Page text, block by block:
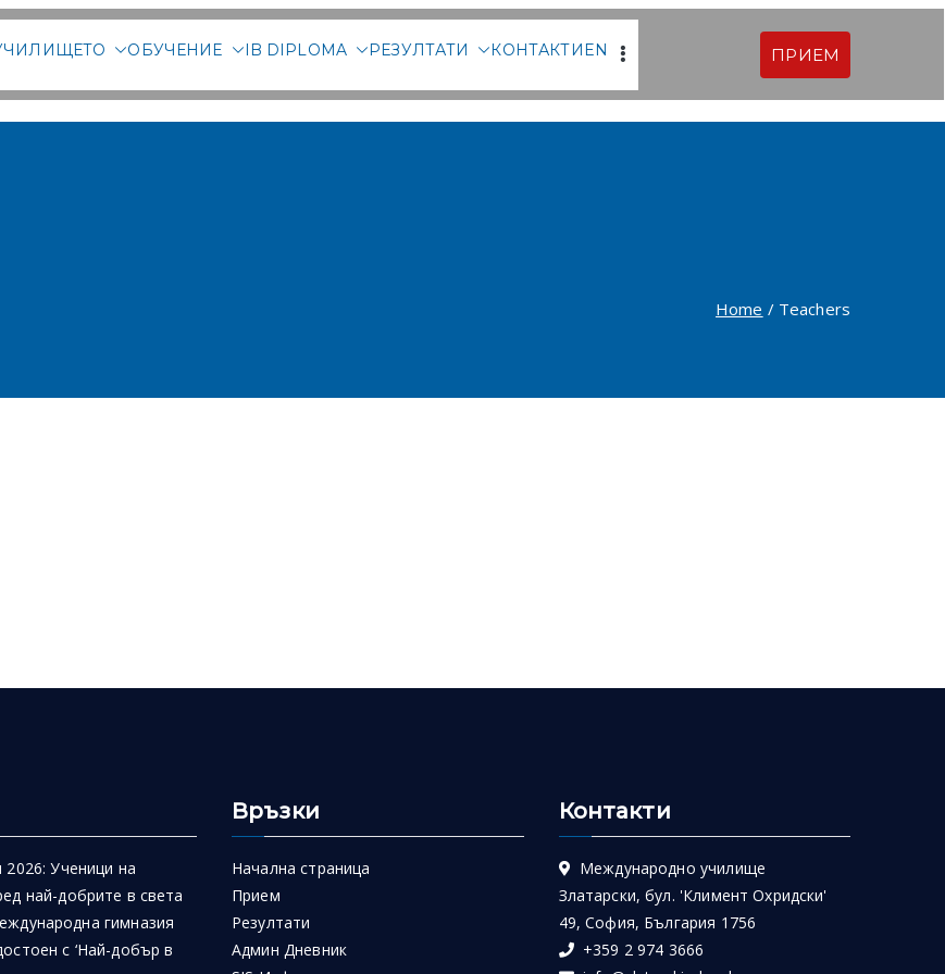
гимназия Златарски |
училище в София
ОБУЧЕНИЕ IB DIPLOMA РЕЗУЛТАТИ КОНТАКТИEN ПРИЕМ
Home Teachers
2026: Ученици на
най-добрите в света
гимназия
с ‘Най-добър в
Връзки
Начална страница
Прием
Резултати
Админ Дневник
Контакти
Международно училище
Златарски, бул. 'Климент Охридски'
49, София, България 1756
+359 2 974 3666